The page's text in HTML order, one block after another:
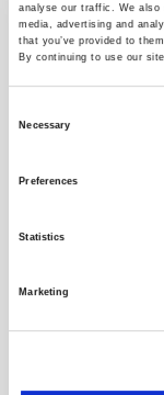
analyse our traffic. We also
media, advertising and
that you’ve provided to
By continuing to use our
Necessary
Preferences
Statistics
Marketing